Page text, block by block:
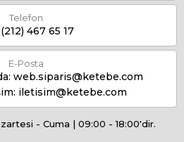
Telefon
467 65 17
E-Posta
web.siparis@ketebe.com
iletisim@ketebe.com
- Cuma | 09:00 - 18:00'dir.